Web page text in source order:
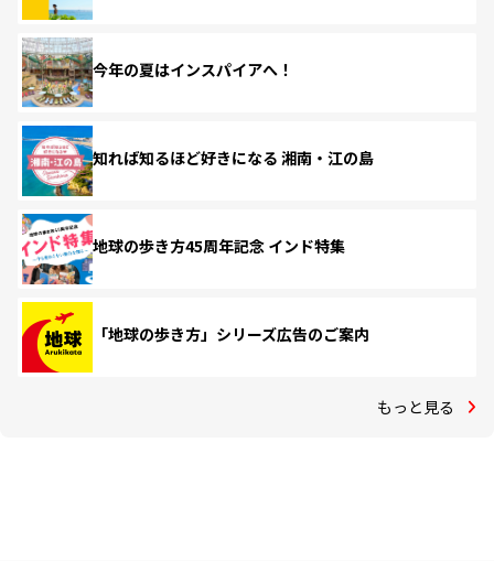
今年の夏はインスパイアへ！
知れば知るほど好きになる 湘南・江の島
地球の歩き方45周年記念 インド特集
「地球の歩き方」シリーズ広告のご案内
もっと見る